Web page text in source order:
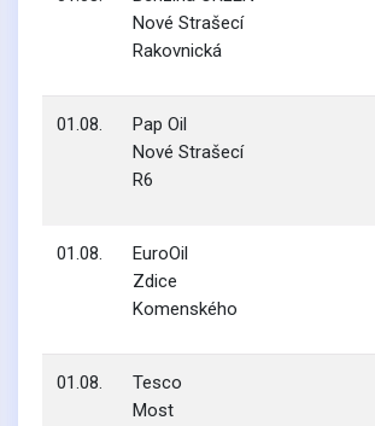
Nové Strašecí
Rakovnická
01.08.
Pap Oil
Nové Strašecí
R6
01.08.
EuroOil
Zdice
Komenského
01.08.
Tesco
Most